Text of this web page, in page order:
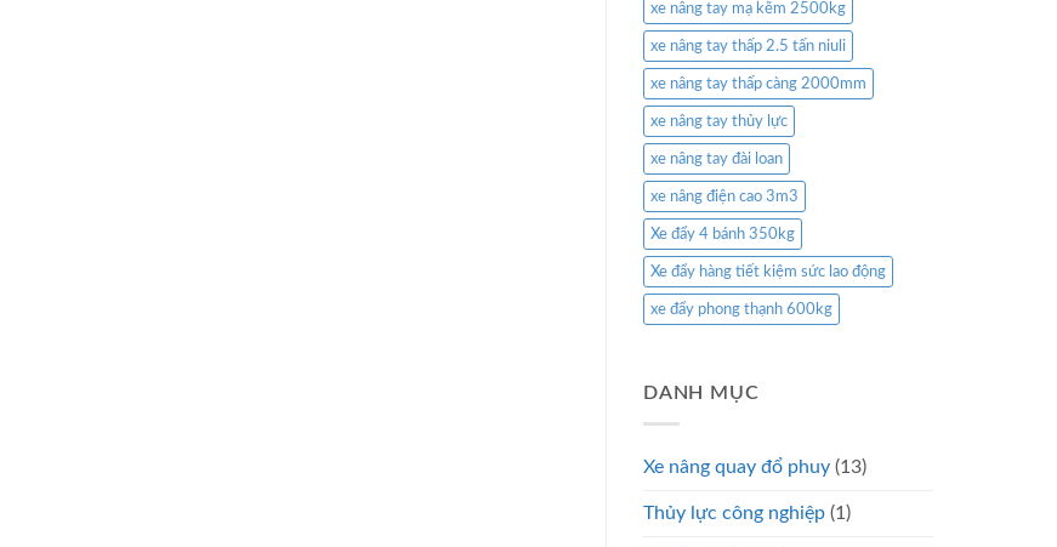
xe nâng tay mạ kẽm 2500kg
xe nâng tay thấp 2.5 tấn niuli
xe nâng tay thấp càng 2000mm
xe nâng tay thủy lực
xe nâng tay đài loan
xe nâng điện cao 3m3
Xe đẩy 4 bánh 350kg
Xe đẩy hàng tiết kiệm sức lao động
xe đẩy phong thạnh 600kg
DANH MỤC
Xe nâng quay đổ phuy (13)
Thủy lực công nghiệp (1)